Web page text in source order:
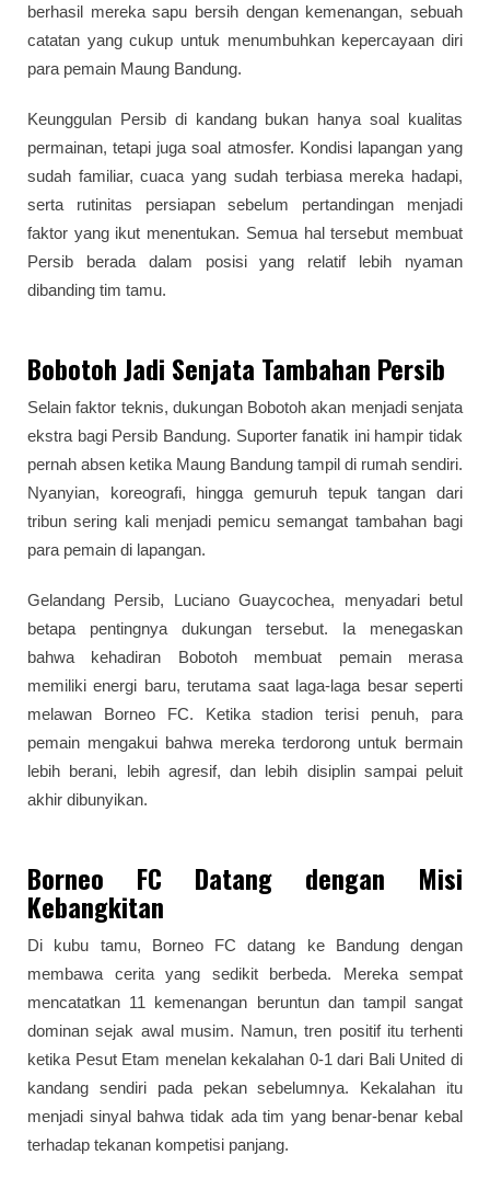
berhasil mereka sapu bersih dengan kemenangan, sebuah
catatan yang cukup untuk menumbuhkan kepercayaan diri
para pemain Maung Bandung.
Keunggulan Persib di kandang bukan hanya soal kualitas
permainan, tetapi juga soal atmosfer. Kondisi lapangan yang
sudah familiar, cuaca yang sudah terbiasa mereka hadapi,
serta rutinitas persiapan sebelum pertandingan menjadi
faktor yang ikut menentukan. Semua hal tersebut membuat
Persib berada dalam posisi yang relatif lebih nyaman
dibanding tim tamu.
Bobotoh Jadi Senjata Tambahan Persib
Selain faktor teknis, dukungan Bobotoh akan menjadi senjata
ekstra bagi Persib Bandung. Suporter fanatik ini hampir tidak
pernah absen ketika Maung Bandung tampil di rumah sendiri.
Nyanyian, koreografi, hingga gemuruh tepuk tangan dari
tribun sering kali menjadi pemicu semangat tambahan bagi
para pemain di lapangan.
Gelandang Persib, Luciano Guaycochea, menyadari betul
betapa pentingnya dukungan tersebut. Ia menegaskan
bahwa kehadiran Bobotoh membuat pemain merasa
memiliki energi baru, terutama saat laga-laga besar seperti
melawan Borneo FC. Ketika stadion terisi penuh, para
pemain mengakui bahwa mereka terdorong untuk bermain
lebih berani, lebih agresif, dan lebih disiplin sampai peluit
akhir dibunyikan.
Borneo FC Datang dengan Misi
Kebangkitan
Di kubu tamu, Borneo FC datang ke Bandung dengan
membawa cerita yang sedikit berbeda. Mereka sempat
mencatatkan 11 kemenangan beruntun dan tampil sangat
dominan sejak awal musim. Namun, tren positif itu terhenti
ketika Pesut Etam menelan kekalahan 0-1 dari Bali United di
kandang sendiri pada pekan sebelumnya. Kekalahan itu
menjadi sinyal bahwa tidak ada tim yang benar-benar kebal
terhadap tekanan kompetisi panjang.